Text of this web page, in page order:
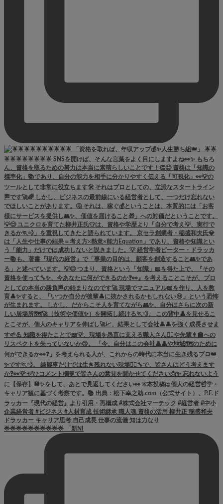
🌟🌟🌟🌟🌟🌟🌟🌟🌟🌟 「新NI